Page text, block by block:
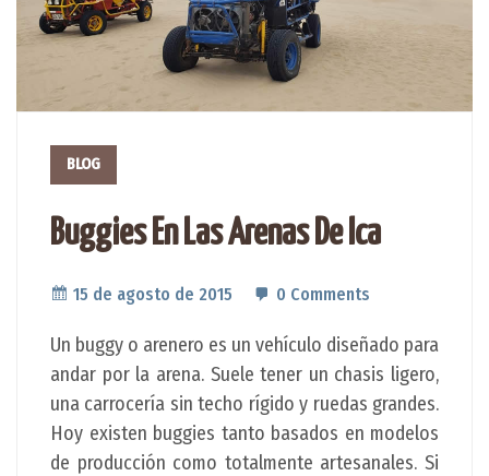
BLOG
Buggies En Las Arenas De Ica
15 de agosto de 2015 0 Comments
Un buggy o arenero es un vehículo diseñado para
andar por la arena. Suele tener un chasis ligero,
una carrocería sin techo rígido y ruedas grandes.
Hoy existen buggies tanto basados en modelos
de producción como totalmente artesanales. Si